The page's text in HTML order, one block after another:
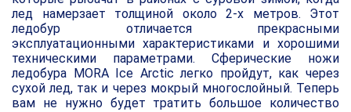
лед намерзает толщиной около 2-х метров. Этот
ледобур отличается прекрасными
эксплуатационными характеристиками и хорошими
техническими параметрами. Сферические ножи
ледобура MORA Ice Arctic легко пройдут, как через
сухой лед, так и через мокрый многослойный. Теперь
вам не нужно будет тратить большое количество